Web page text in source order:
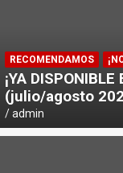
RECOMENDAMOS
¡YA
(julio/agosto
admin